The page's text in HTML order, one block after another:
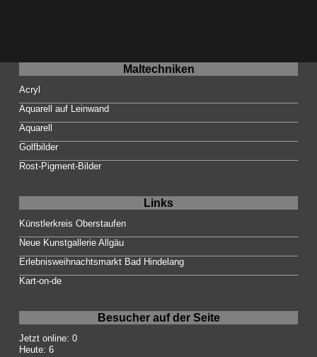
Maltechniken
Acryl
Aquarell auf Leinwand
Aquarell
Golfbilder
Rost-Pigment-Bilder
Links
Künstlerkreis Oberstaufen
Neue Kunstgallerie Allgäu
Erlebnisweihnachtsmarkt Bad Hindelang
Kart-on-de
Besucher auf der Seite
Jetzt online: 0
Heute: 6